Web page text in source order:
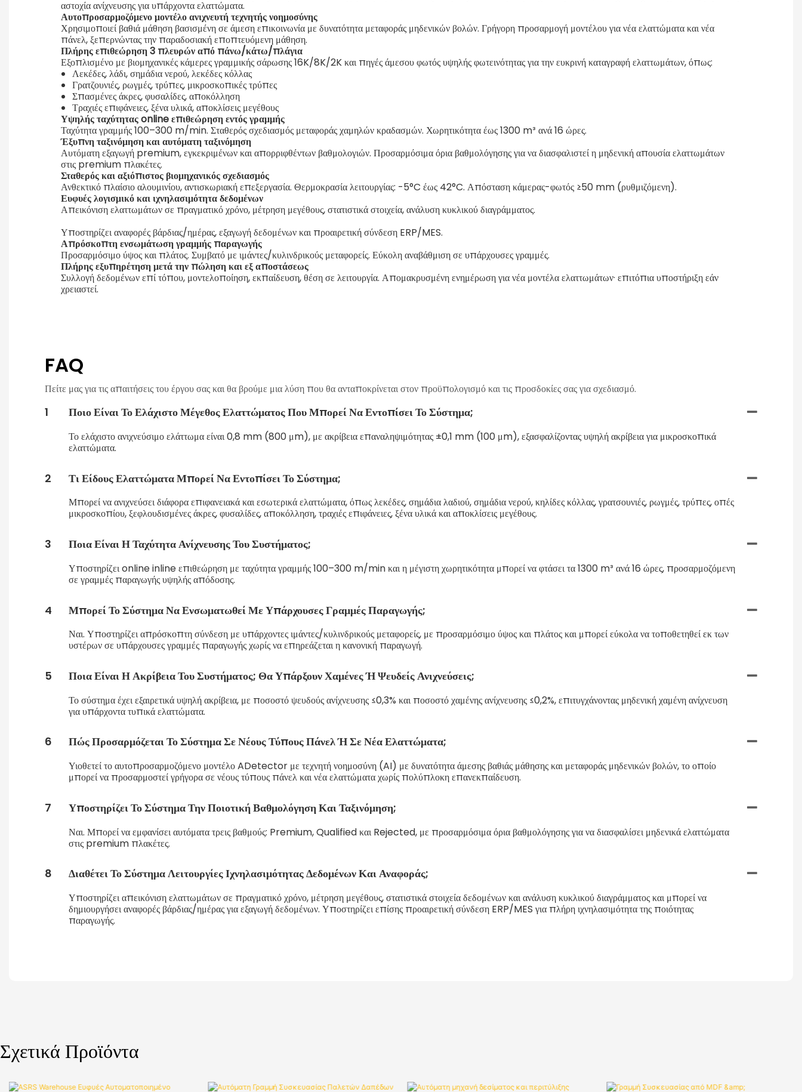
αστοχία ανίχνευσης για υπάρχοντα ελαττώματα.
Αυτοπροσαρμοζόμενο μοντέλο ανιχνευτή τεχνητής νοημοσύνης
Χρησιμοποιεί βαθιά μάθηση βασισμένη σε άμεση επικοινωνία με δυνατότητα μεταφοράς μηδενικών βολών. Γρήγορη προσαρμογή μοντέλου για νέα ελαττώματα και νέα
πάνελ, ξεπερνώντας την παραδοσιακή εποπτευόμενη μάθηση.
Πλήρης επιθεώρηση 3 πλευρών από πάνω/κάτω/πλάγια
Εξοπλισμένο με βιομηχανικές κάμερες γραμμικής σάρωσης 16K/8K/2K και πηγές άμεσου φωτός υψηλής φωτεινότητας για την ευκρινή καταγραφή ελαττωμάτων, όπως:
Λεκέδες, λάδι, σημάδια νερού, λεκέδες κόλλας
Γρατζουνιές, ρωγμές, τρύπες, μικροσκοπικές τρύπες
Σπασμένες άκρες, φυσαλίδες, αποκόλληση
Τραχιές επιφάνειες, ξένα υλικά, αποκλίσεις μεγέθους
Υψηλής ταχύτητας online επιθεώρηση εντός γραμμής
Ταχύτητα γραμμής 100–300 m/min. Σταθερός σχεδιασμός μεταφοράς χαμηλών κραδασμών. Χωρητικότητα έως 1300 m³ ανά 16 ώρες.
Έξυπνη ταξινόμηση και αυτόματη ταξινόμηση
Αυτόματη εξαγωγή premium, εγκεκριμένων και απορριφθέντων βαθμολογιών. Προσαρμόσιμα όρια βαθμολόγησης για να διασφαλιστεί η μηδενική απουσία ελαττωμάτων
στις premium πλακέτες.
Σταθερός και αξιόπιστος βιομηχανικός σχεδιασμός
Ανθεκτικό πλαίσιο αλουμινίου, αντισκωριακή επεξεργασία. Θερμοκρασία λειτουργίας: -5°C έως 42°C. Απόσταση κάμερας-φωτός ≥50 mm (ρυθμιζόμενη).
Ευφυές λογισμικό και ιχνηλασιμότητα δεδομένων
Απεικόνιση ελαττωμάτων σε πραγματικό χρόνο, μέτρηση μεγέθους, στατιστικά στοιχεία, ανάλυση κυκλικού διαγράμματος.
Υποστηρίζει αναφορές βάρδιας/ημέρας, εξαγωγή δεδομένων και προαιρετική σύνδεση ERP/MES.
Απρόσκοπτη ενσωμάτωση γραμμής παραγωγής
Προσαρμόσιμο ύψος και πλάτος. Συμβατό με ιμάντες/κυλινδρικούς μεταφορείς. Εύκολη αναβάθμιση σε υπάρχουσες γραμμές.
Πλήρης εξυπηρέτηση μετά την πώληση και εξ αποστάσεως
Συλλογή δεδομένων επί τόπου, μοντελοποίηση, εκπαίδευση, θέση σε λειτουργία. Απομακρυσμένη ενημέρωση για νέα μοντέλα ελαττωμάτων· επιτόπια υποστήριξη εάν
χρειαστεί.
FAQ
Πείτε μας για τις απαιτήσεις του έργου σας και θα βρούμε μια λύση που θα ανταποκρίνεται στον προϋπολογισμό και τις προσδοκίες σας για σχεδιασμό.
1 Ποιο Είναι Το Ελάχιστο Μέγεθος Ελαττώματος Που Μπορεί Να Εντοπίσει Το Σύστημα;
Το ελάχιστο ανιχνεύσιμο ελάττωμα είναι 0,8 mm (800 μm), με ακρίβεια επαναληψιμότητας ±0,1 mm (100 μm), εξασφαλίζοντας υψηλή ακρίβεια για μικροσκοπικά
ελαττώματα.
2 Τι Είδους Ελαττώματα Μπορεί Να Εντοπίσει Το Σύστημα;
Μπορεί να ανιχνεύσει διάφορα επιφανειακά και εσωτερικά ελαττώματα, όπως λεκέδες, σημάδια λαδιού, σημάδια νερού, κηλίδες κόλλας, γρατσουνιές, ρωγμές, τρύπες, οπές
μικροσκοπίου, ξεφλουδισμένες άκρες, φυσαλίδες, αποκόλληση, τραχιές επιφάνειες, ξένα υλικά και αποκλίσεις μεγέθους.
3 Ποια Είναι Η Ταχύτητα Ανίχνευσης Του Συστήματος;
Υποστηρίζει online inline επιθεώρηση με ταχύτητα γραμμής 100–300 m/min και η μέγιστη χωρητικότητα μπορεί να φτάσει τα 1300 m³ ανά 16 ώρες, προσαρμοζόμενη
σε γραμμές παραγωγής υψηλής απόδοσης.
4 Μπορεί Το Σύστημα Να Ενσωματωθεί Με Υπάρχουσες Γραμμές Παραγωγής;
Ναι. Υποστηρίζει απρόσκοπτη σύνδεση με υπάρχοντες ιμάντες/κυλινδρικούς μεταφορείς, με προσαρμόσιμο ύψος και πλάτος και μπορεί εύκολα να τοποθετηθεί εκ των
υστέρων σε υπάρχουσες γραμμές παραγωγής χωρίς να επηρεάζεται η κανονική παραγωγή.
5 Ποια Είναι Η Ακρίβεια Του Συστήματος; Θα Υπάρξουν Χαμένες Ή Ψευδείς Ανιχνεύσεις;
Το σύστημα έχει εξαιρετικά υψηλή ακρίβεια, με ποσοστό ψευδούς ανίχνευσης ≤0,3% και ποσοστό χαμένης ανίχνευσης ≤0,2%, επιτυγχάνοντας μηδενική χαμένη ανίχνευση
για υπάρχοντα τυπικά ελαττώματα.
6 Πώς Προσαρμόζεται Το Σύστημα Σε Νέους Τύπους Πάνελ Ή Σε Νέα Ελαττώματα;
Υιοθετεί το αυτοπροσαρμοζόμενο μοντέλο ADetector με τεχνητή νοημοσύνη (AI) με δυνατότητα άμεσης βαθιάς μάθησης και μεταφοράς μηδενικών βολών, το οποίο
μπορεί να προσαρμοστεί γρήγορα σε νέους τύπους πάνελ και νέα ελαττώματα χωρίς πολύπλοκη επανεκπαίδευση.
7 Υποστηρίζει Το Σύστημα Την Ποιοτική Βαθμολόγηση Και Ταξινόμηση;
Ναι. Μπορεί να εμφανίσει αυτόματα τρεις βαθμούς: Premium, Qualified και Rejected, με προσαρμόσιμα όρια βαθμολόγησης για να διασφαλίσει μηδενικά ελαττώματα
στις premium πλακέτες.
8 Διαθέτει Το Σύστημα Λειτουργίες Ιχνηλασιμότητας Δεδομένων Και Αναφοράς;
Υποστηρίζει απεικόνιση ελαττωμάτων σε πραγματικό χρόνο, μέτρηση μεγέθους, στατιστικά στοιχεία δεδομένων και ανάλυση κυκλικού διαγράμματος και μπορεί να
δημιουργήσει αναφορές βάρδιας/ημέρας για εξαγωγή δεδομένων. Υποστηρίζει επίσης προαιρετική σύνδεση ERP/MES για πλήρη ιχνηλασιμότητα της ποιότητας
παραγωγής.
Σχετικά Προϊόντα